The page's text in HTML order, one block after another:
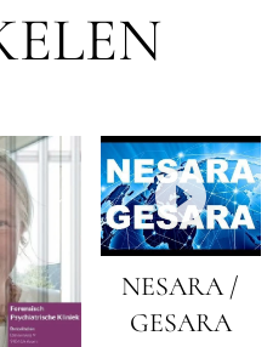
NESARA /
GESARA